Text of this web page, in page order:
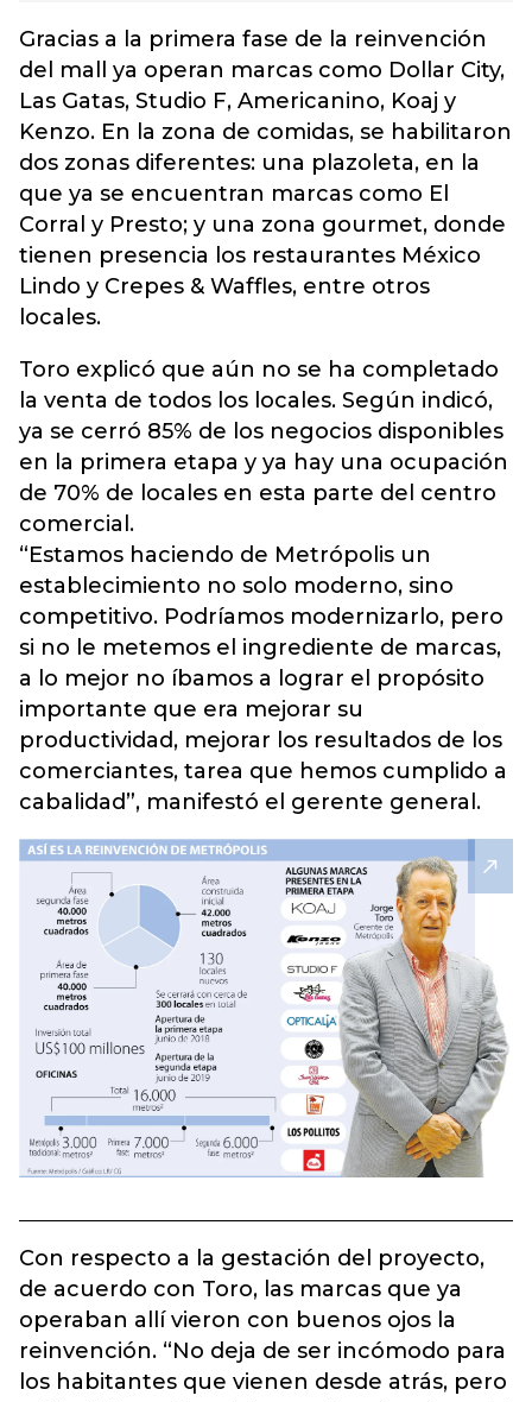
Gracias a la primera fase de la reinvención
del mall ya operan marcas como Dollar City,
Las Gatas, Studio F, Americanino, Koaj y
Kenzo. En la zona de comidas, se habilitaron
dos zonas diferentes: una plazoleta, en la
que ya se encuentran marcas como El
Corral y Presto; y una zona gourmet, donde
tienen presencia los restaurantes México
Lindo y Crepes & Waffles, entre otros
locales.
Toro explicó que aún no se ha completado
la venta de todos los locales. Según indicó,
ya se cerró 85% de los negocios disponibles
en la primera etapa y ya hay una ocupación
de 70% de locales en esta parte del centro
comercial.
“Estamos haciendo de Metrópolis un
establecimiento no solo moderno, sino
competitivo. Podríamos modernizarlo, pero
si no le metemos el ingrediente de marcas,
a lo mejor no íbamos a lograr el propósito
importante que era mejorar su
productividad, mejorar los resultados de los
comerciantes, tarea que hemos cumplido a
cabalidad”, manifestó el gerente general.
Con respecto a la gestación del proyecto,
de acuerdo con Toro, las marcas que ya
operaban allí vieron con buenos ojos la
reinvención. “No deja de ser incómodo para
los habitantes que vienen desde atrás, pero